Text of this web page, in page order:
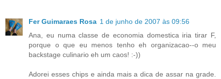
Fer Guimaraes Rosa 1 de junho de 2007 às 09:56
Ana, eu numa classe de economia domestica iria tirar F,
porque o que eu menos tenho eh organizacao--o meu
backstage culinario eh um caos! :-))
Adorei esses chips e ainda mais a dica de assar na grade.